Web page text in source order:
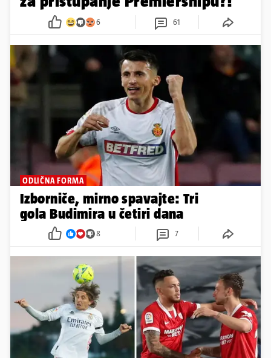
6 61
ODLIČNA FORMA
Izborniče, mirno spavajte: Tri
gola Budimira u četiri dana
8 7